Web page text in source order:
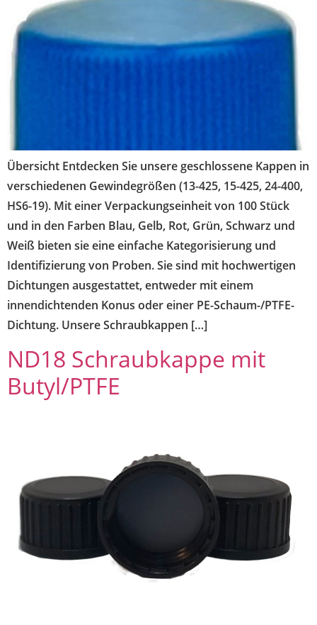
Übersicht Entdecken Sie unsere geschlossene Kappen in
verschiedenen Gewindegrößen (13-425, 15-425, 24-400,
HS6-19). Mit einer Verpackungseinheit von 100 Stück
und in den Farben Blau, Gelb, Rot, Grün, Schwarz und
Weiß bieten sie eine einfache Kategorisierung und
Identifizierung von Proben. Sie sind mit hochwertigen
Dichtungen ausgestattet, entweder mit einem
innendichtenden Konus oder einer PE-Schaum-/PTFE-
Dichtung. Unsere Schraubkappen […]
ND18 Schraubkappe mit
Butyl/PTFE